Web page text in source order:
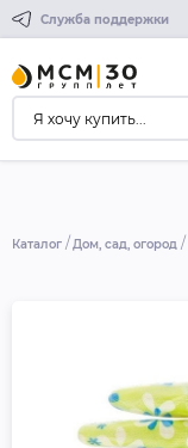
Служба поддержки
Каталог Дом, сад, огород